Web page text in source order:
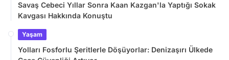
Savaş Cebeci Yıllar Sonra Kaan Kazgan'la Yaptığı Sokak
Kavgası Hakkında Konuştu
Yaşam
Yolları Fosforlu Şeritlerle Döşüyorlar: Denizaşırı Ülkede